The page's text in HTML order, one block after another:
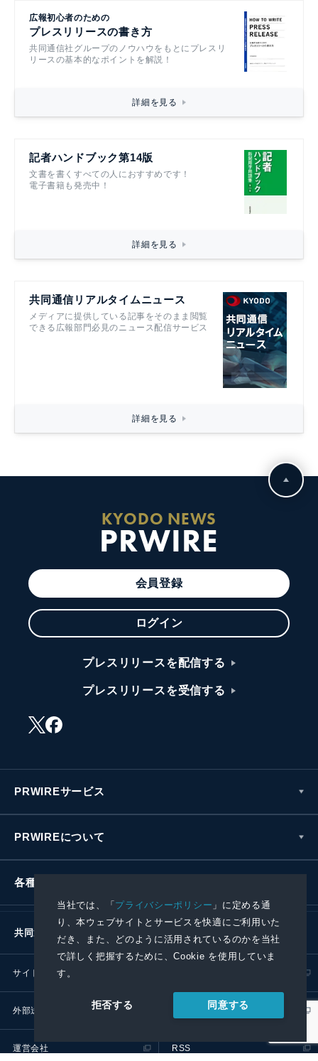
当社では、「プライバシーポリシー 」に定める通
り、本ウェブサイトとサービスを快適にご利用いた
だき、また、どのように活用されているのかを当社
で詳しく把握するために、Cookie を使用していま
す。
拒否する 同意する
広報初心者のための
プレスリリースの書き方
共同通信社グループのノウハウをもとにプレスリ
リースの基本的なポイントを解説！
詳細を見る
記者ハンドブック第14版
文書を書くすべての人におすすめです！
電子書籍も発売中！
詳細を見る
共同通信リアルタイムニュース
メディアに提供している記事をそのまま閲覧
できる広報部門必見のニュース配信サービス
詳細を見る
KYODO NEWS
PRWIRE
会員登録
ログイン
プレスリリースを配信する
プレスリリースを受信する
PRWIREサービス
PRWIREについて
各種お問い合わせ
共同通信社グループ
サイトポリシー
外部送信ポリシー プレスリリース取扱基準
運営会社 RSS